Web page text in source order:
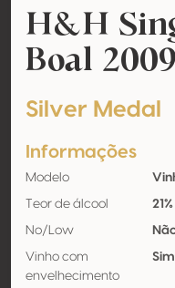
H&H
Boal 2009
Silver Medal
Informações
Modelo
Teor de álcool
No/Low
Vinho com
envelhecimento
Sim